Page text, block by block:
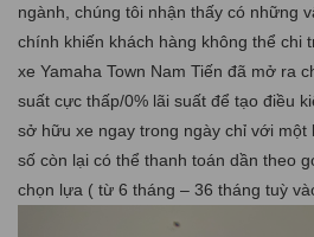
ngành, chúng tôi nhận thấy có những
chính khiến khách hàng không thể chi
xe Yamaha Town Nam Tiến đã mở ra
suất cực thấp/0% lãi suất để tạo điều
sở hữu xe ngay trong ngày chỉ với một
số còn lại có thể thanh toán dần theo
chọn lựa ( từ 6 tháng – 36 tháng tuỳ